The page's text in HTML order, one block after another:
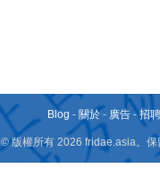
Blog - 關於 - 廣告 -招
© 版權所有 2026 fridae.asia。